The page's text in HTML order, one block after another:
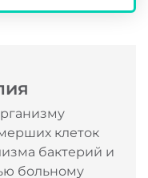
клеток
бактерий и